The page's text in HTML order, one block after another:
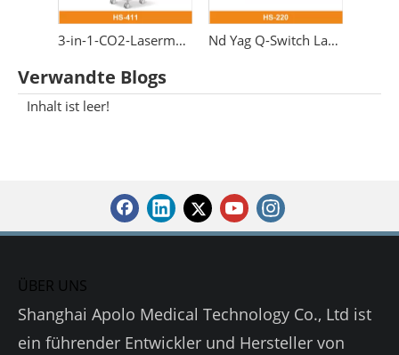
3-in-1-CO2-Lasermaschine 10600-nm-Fraktionslaser Nd Yag Q-Switch Laser Pico Laser Tattooentfernung 1064 532 nm Schönheitsmaschine
Verwandte Blogs
Inhalt ist leer!
ÜBER UNS
Shanghai Apolo Medical Technology Co., Ltd ist
ein führender Entwickler und Hersteller von